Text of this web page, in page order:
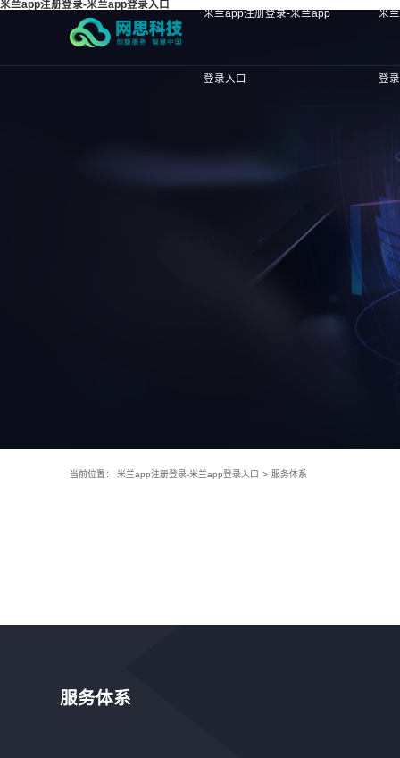
米兰app注册登录-米兰app登录入口
米兰app注册登录-米兰app
登录入口
米
登
当前位置： 米兰app注册登录-米兰app登录入口 > 服务体系
服务体系